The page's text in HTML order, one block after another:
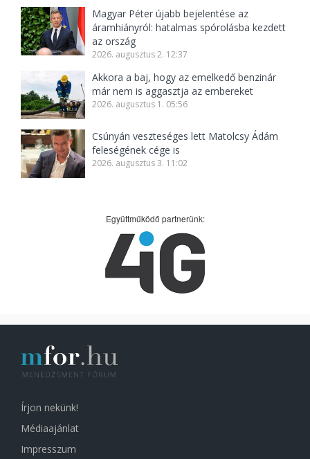
Magyar Péter újabb bejelentése az
áramhiányról: hatalmas spórolásba kezdett
az ország
2026. augusztus 2. 12:37
Akkora a baj, hogy az emelkedő benzinár
már nem is aggasztja az embereket
2026. augusztus 1. 05:56
Csúnyán veszteséges lett Matolcsy Ádám
feleségének cége is
2026. augusztus 3. 11:02
Együttműködő partnerünk:
Írjon nekünk!
Médiaajánlat
Impresszum